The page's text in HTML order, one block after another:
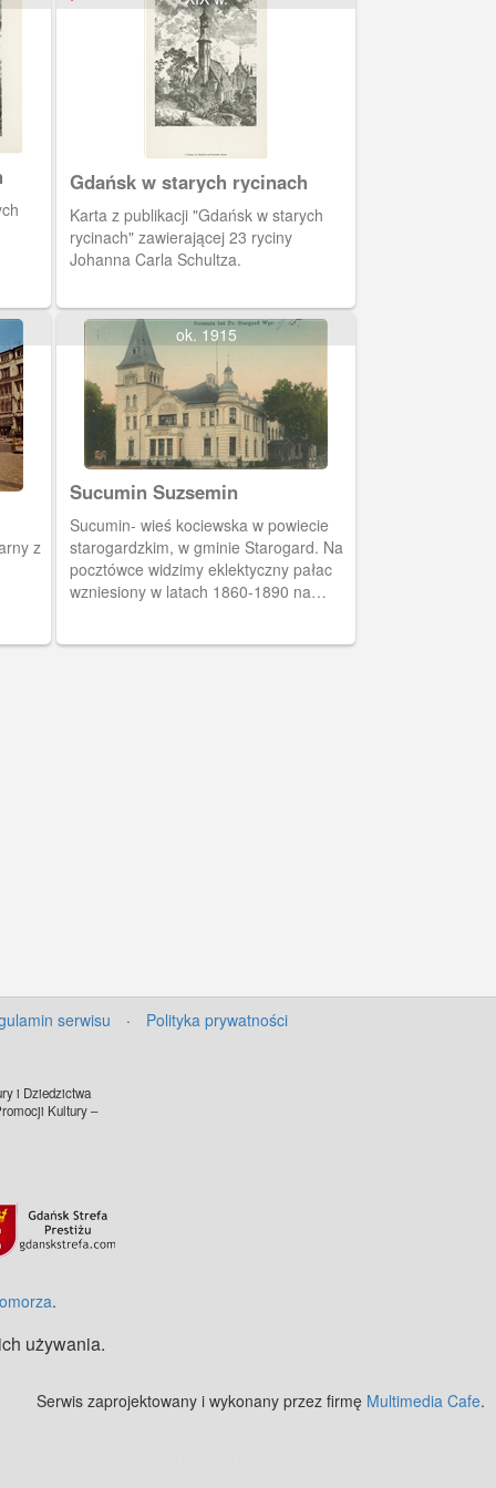
Gdańsk w starych rycinach
Karta z publikacji "Gdańsk w starych
rycinach" zawierającej 23 ryciny
Johanna Carla Schultza.
z
ok. 1915
Sucumin Suzsemin
Sucumin- wieś kociewska w powiecie
starogardzkim, w gminie Starogard. Na
pocztówce widzimy eklektyczny pałac
wzniesiony w latach 1860-1890 na
serwisu · Polityka prywatności
i Dziedzictwa
Kultury –
.
używania.
Serwis zaprojektowany i wykonany przez firmę Multimedia Cafe.